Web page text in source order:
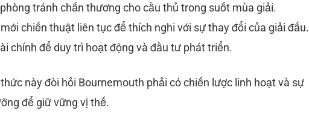
tránh chấn thương cho cầu thủ trong suốt mùa giải.
chiến thuật liên tục để thích nghi với sự thay đổi của giải đấu.
chính để duy trì hoạt động và đầu tư phát triển.
này đòi hỏi Bournemouth phải có chiến lược linh hoạt và sự
để giữ vững vị thế.